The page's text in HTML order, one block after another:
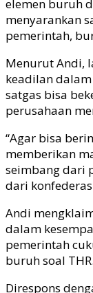
elemen buruh
menyarankan
pemerintah,
Menurut Andi,
keadilan
satgas bisa
perusahaan
“Agar bisa
memberikan
seimbang dari
dari
Andi
dalam
pemerintah
buruh soal THR.
Direspons